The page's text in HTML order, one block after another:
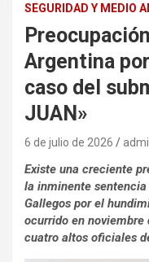
SEGURIDAD Y MEDIO
Argentina
caso del
JUAN»
6 de julio de 2026
Existe una creciente
la inminente
Gallegos por el
ocurrido en noviembre
cuatro altos oficiales